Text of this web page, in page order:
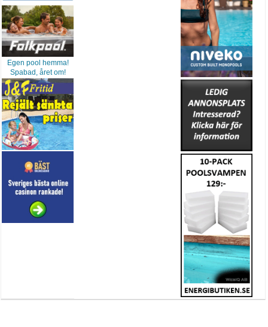
Egen pool hemma!
Spabad, året om!